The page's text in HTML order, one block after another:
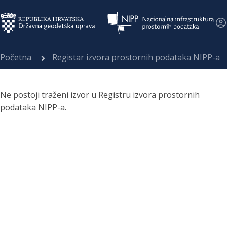
Početna Registar izvora prostornih podataka NIPP-a
Ne postoji traženi izvor u Registru izvora prostornih
podataka NIPP-a.